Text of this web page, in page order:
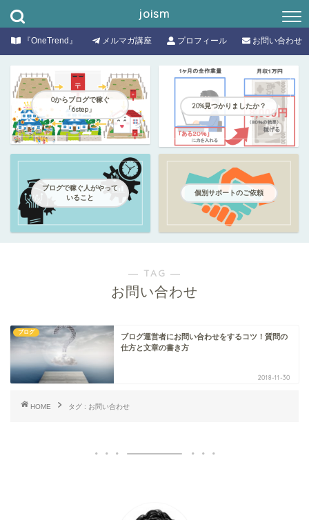
joism
『OneTrend』 メルマガ講座 プロフィール お問い合わせ
0からブログで稼ぐ
「6step」
20%見つかりましたか？
ブログで稼ぐ人がやって
いること
個別サポートのご依頼
― TAG ―
お問い合わせ
ブログ
ブログ運営者にお問い合わせをするコツ！質問の
仕方と文章の書き方
2018-11-30
HOME タグ : お問い合わせ